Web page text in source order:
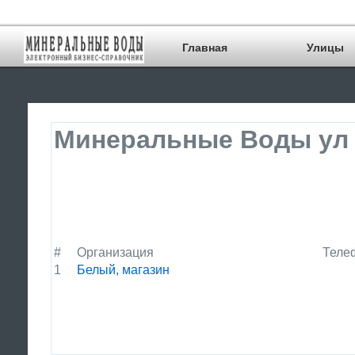
Главная Улицы
Минеральные Воды ул
# Организация
1
Белый, магазин